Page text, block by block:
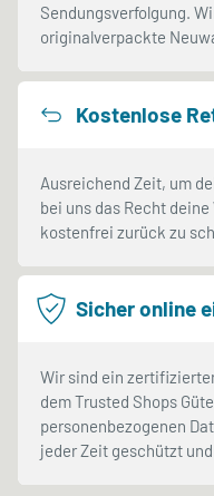
Sendungsverfolgung.
originalverpackte
Kostenlose
Ausreichend Zeit, um
bei uns das Recht
kostenfrei zurück zu
Sicher online
Wir sind ein
dem Trusted Shops
personenbezogenen
jeder Zeit geschützt